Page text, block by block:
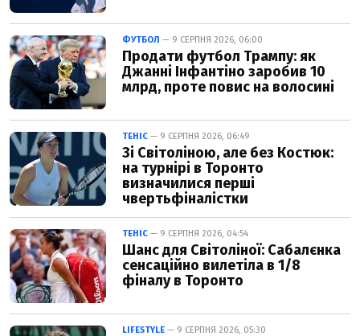
ФУТБОЛ — 9 СЕРПНЯ 2026, 06:00
Продати футбол Трампу: як
Джанні Інфантіно заробив 10
млрд, проте повис на волосині
ТЕНІС — 9 СЕРПНЯ 2026, 06:49
Зі Світоліною, але без Костюк:
на турнірі в Торонто
визначилися перші
чвертьфіналістки
ТЕНІС — 9 СЕРПНЯ 2026, 04:54
Шанс для Світоліної: Сабалєнка
сенсаційно вилетіла в 1/8
фіналу в Торонто
LIFESTYLE — 9 СЕРПНЯ 2026, 05:30